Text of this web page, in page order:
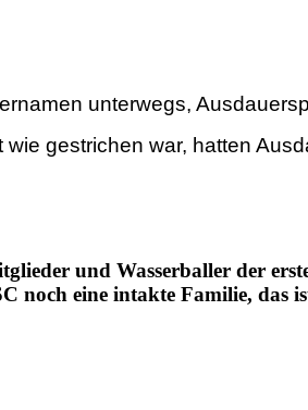
unterwegs,
gestrichen war, hatten
und Wasserballer der
noch eine intakte Familie, das